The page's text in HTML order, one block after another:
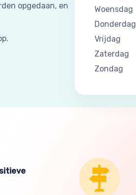
opgedaan, en
Woensdag
Donderdag
Vrijdag
Zaterdag
Zondag